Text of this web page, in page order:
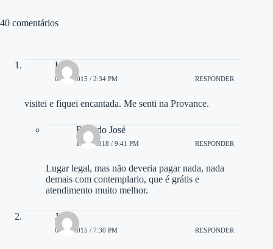
40 comentários
Leila
02/11/2015 / 2:34 PM RESPONDER
visitei e fiquei encantada. Me senti na Provance.
Ricardo José
18/10/2018 / 9:41 PM RESPONDER
Lugar legal, mas não deveria pagar nada, nada
demais com contemplario, que é grátis e
atendimento muito melhor.
João
03/11/2015 / 7:30 PM RESPONDER